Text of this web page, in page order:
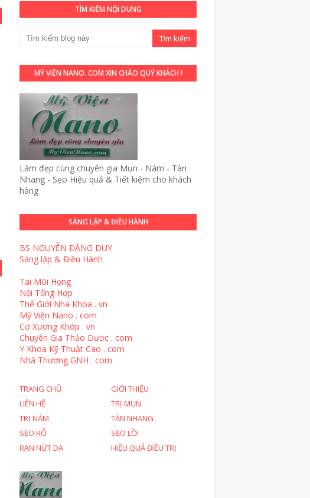
TÌM KIẾM NỘI DUNG
MỸ VIỆN NANO. COM XIN CHÀO QUÝ KHÁCH !
Làm đẹp cùng chuyên gia Mụn - Nám - Tàn
Nhang - Sẹo Hiệu quả & Tiết kiệm cho khách
hàng
SÁNG LẬP & ĐIỀU HÀNH
BS NGUYỄN ĐẶNG DUY
Sáng lập & Điều Hành
Tai Mũi Họng
Nội Tổng Hợp
Thế Giới Nha Khoa . vn
Mỹ Viện Nano . com
Cơ Xương Khớp . vn
Chuyên Gia Thảo Dược . com
Y Khoa Kỹ Thuật Cao . com
Nhà Thương GNH . com
TRANG CHỦ
GIỚI THIỆU
LIÊN HỆ
TRỊ MỤN
TRỊ NÁM
TÀN NHANG
SẸO RỖ
SẸO LỒI
RẠN NỨT DA
HIỆU QUẢ ĐIỀU TRỊ